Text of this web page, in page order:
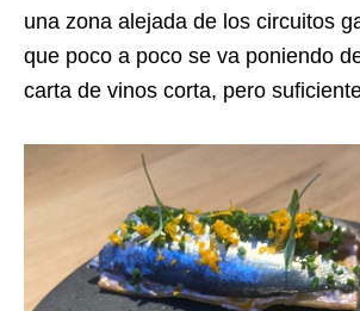
una zona alejada de los circuitos
que poco a poco se va poniendo
carta de vinos corta, pero